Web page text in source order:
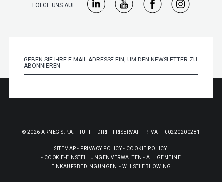
FOLGE UNS AUF:
© 2026 ARNEG S.P.A. | TUTTI I DIRITTI RISERVATI | P.IVA IT 00220200281
SITEMAP - PRIVACY POLICY- COOKIE POLICY
- COOKIE-EINSTELLUNGEN VERWALTEN -ALLGEMEINE
EINKAUFSBEDINGUNGEN
-WHISTLEBLOWING